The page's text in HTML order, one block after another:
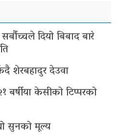
दियो बिबाद बारे
शेरबहादुर देउवा
केसीको टिप्परको
सुनको मूल्य